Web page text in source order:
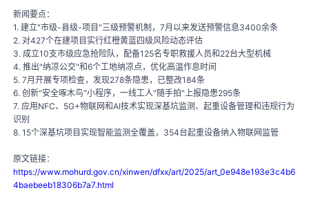
新闻要点：
1. 建立"市级-县级-项目"三级预警机制，7月以来发送预警信息3400余条
2. 对427个在建项目实行红橙黄蓝四级风险动态评估
3. 成立10支市级应急抢险队，配备125名专职救援人员和22台大型机械
4. 推出"纳凉公交"和6个工地纳凉点，优化高温作息时间
5. 7月开展专项检查，发现278条隐患，已整改184条
6. 创新"安全啄木鸟"小程序，一线工人"随手拍"上报隐患295条
7. 应用NFC、5G+物联网和AI技术实现深基坑监测、起重设备管理和违规行为
识别
8. 15个深基坑项目实现智能监测全覆盖，354台起重设备纳入物联网监管
原文链接：
https://www.mohurd.gov.cn/xinwen/dfxx/art/2025/art_0e948e193e3c4b6
4baebeeb18306b7a7.html